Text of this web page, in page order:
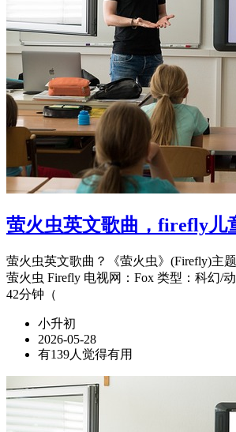
萤火虫英文歌曲，firefly儿
萤火虫英文歌曲？《萤火虫》(Firefly)主题
萤火虫 Firefly 电视网：Fox 类型：科幻/
42分钟（
小升初
2026-05-28
有139人觉得有用